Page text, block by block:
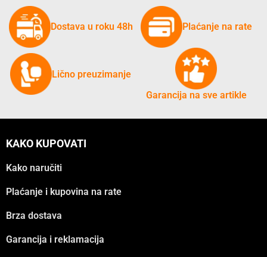
Dostava u roku 48h Plaćanje na rate
Lično preuzimanje
Garancija na sve artikle
KAKO KUPOVATI
Kako naručiti
Plaćanje i kupovina na rate
Brza dostava
Garancija i reklamacija